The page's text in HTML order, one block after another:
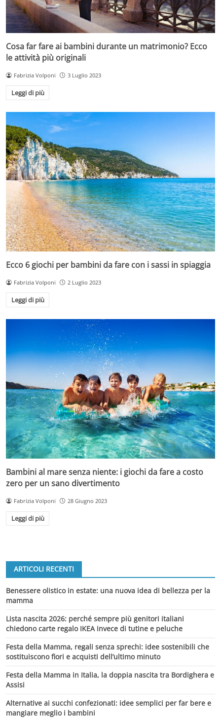
Cosa far fare ai bambini durante un matrimonio? Ecco
le attività più originali
Fabrizia Volponi 3 Luglio 2023
Leggi di più
Ecco 6 giochi per bambini da fare con i sassi in spiaggia
Fabrizia Volponi 2 Luglio 2023
Leggi di più
Bambini al mare senza niente: i giochi da fare a costo
zero per un sano divertimento
Fabrizia Volponi 28 Giugno 2023
Leggi di più
ARTICOLI RECENTI
Benessere olistico in estate: una nuova idea di bellezza per la
mamma
Lista nascita 2026: perché sempre più genitori italiani
chiedono carte regalo IKEA invece di tutine e peluche
Festa della Mamma, regali senza sprechi: idee sostenibili che
sostituiscono fiori e acquisti dell’ultimo minuto
Festa della Mamma in Italia, la doppia nascita tra Bordighera e
Assisi
Alternative ai succhi confezionati: idee semplici per far bere e
mangiare meglio i bambini